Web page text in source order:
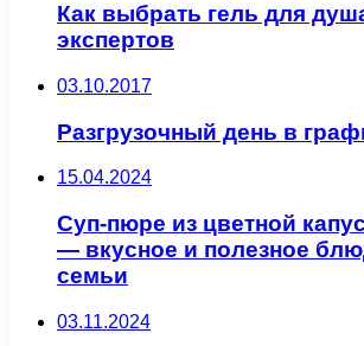
Как выбрать гель для
экспертов
03.10.2017
Разгрузочный день в
15.04.2024
Суп-пюре из цветной
— вкусное и полезное
семьи
03.11.2024